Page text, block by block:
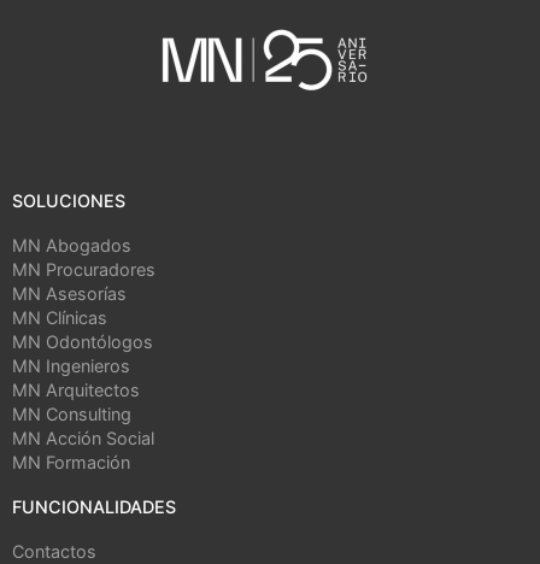
SOLUCIONES
MN Abogados
MN Procuradores
MN Asesorías
MN Clínicas
MN Odontólogos
MN Ingenieros
MN Arquitectos
MN Consulting
MN Acción Social
MN Formación
FUNCIONALIDADES
Contactos